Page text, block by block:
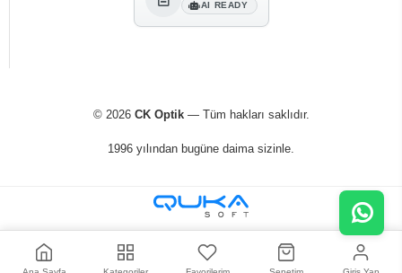
AI READY
© 2026 CK Optik— Tüm hakları saklıdır.
1996 yılından bugüne daima sizinle.